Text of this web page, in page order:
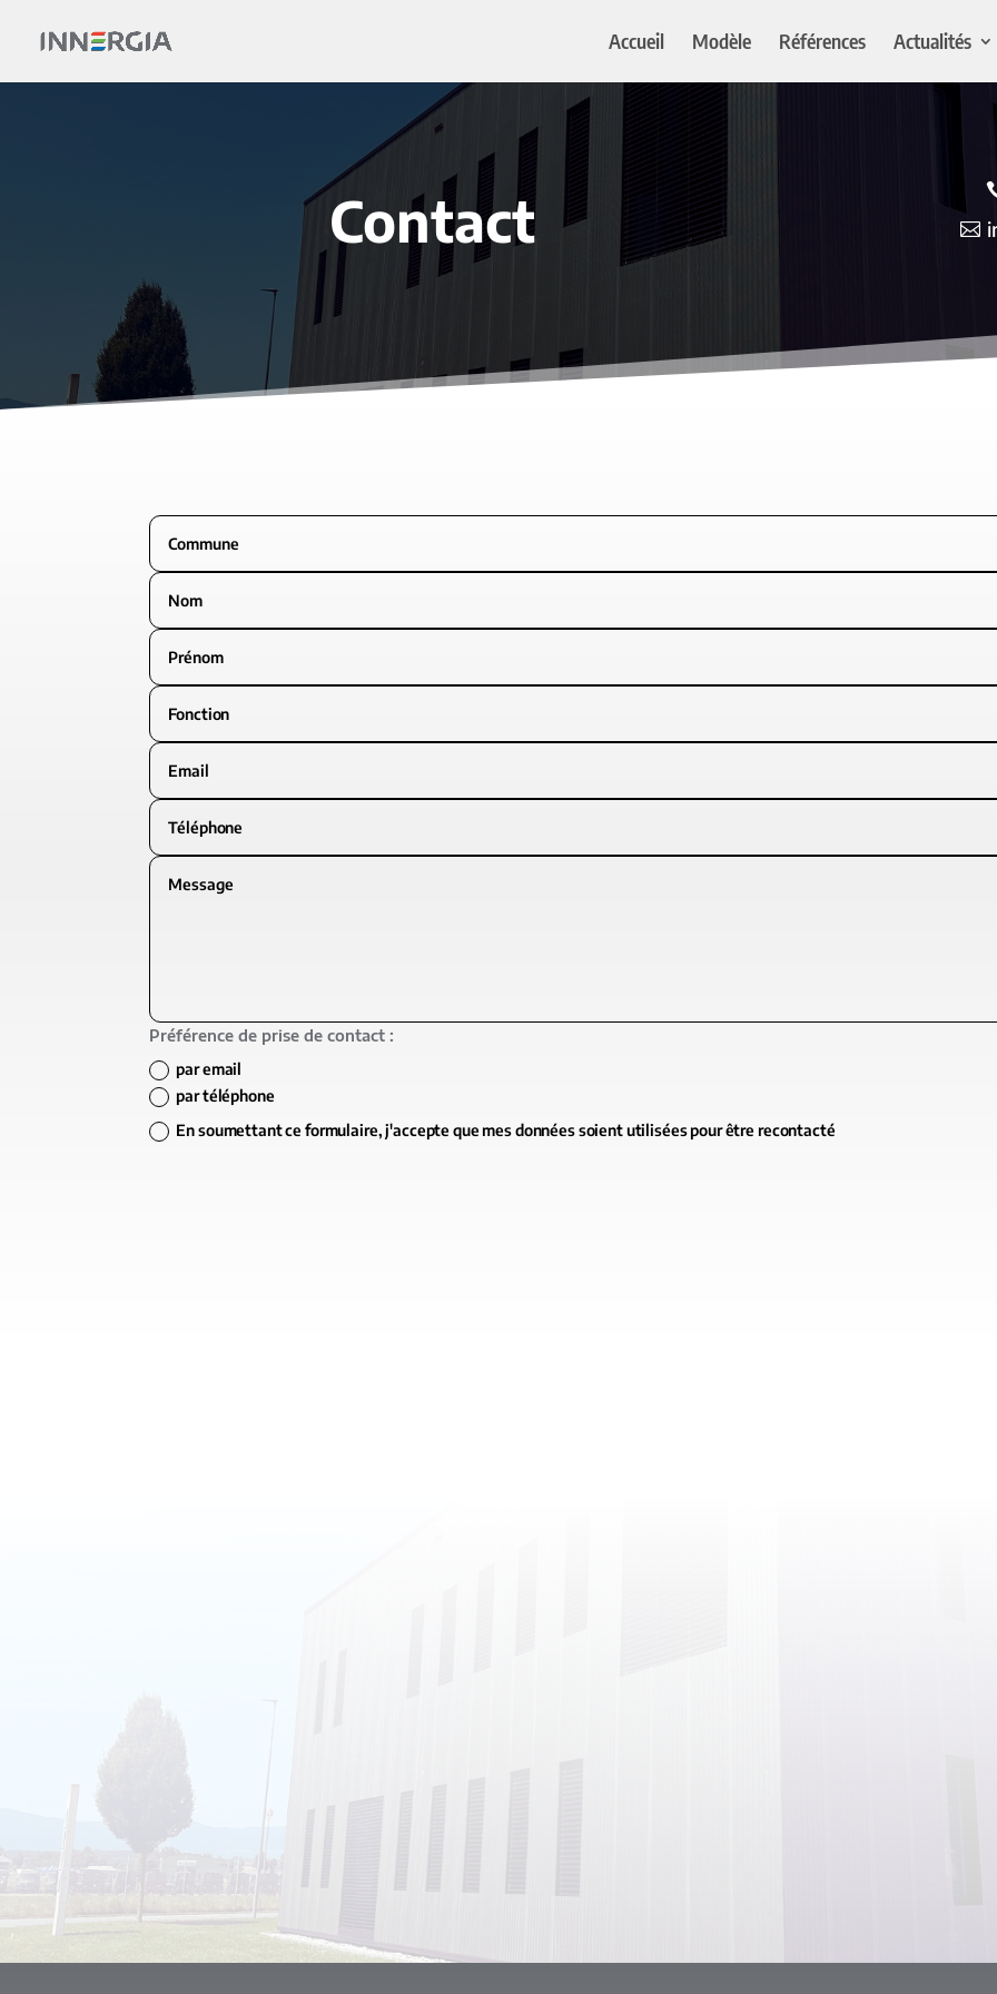
Accueil Modèle Références Actualités
Contact
Préférence de prise de contact :
par email
par téléphone
En soumettant ce formulaire, j'accepte que mes données soient utilisées pour être recontacté